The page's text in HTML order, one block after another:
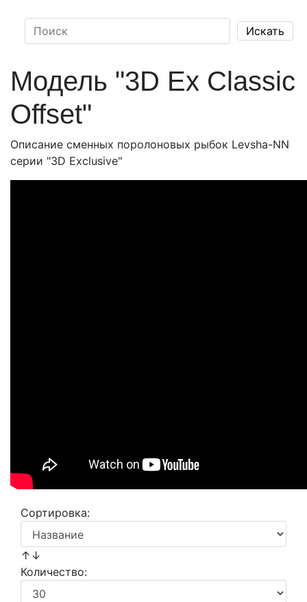
Модель "3D Ex Classic
Offset"
Описание сменных поролоновых рыбок Levsha-NN
серии "3D Exclusive"
Сортировка:
↑↓
Количество: